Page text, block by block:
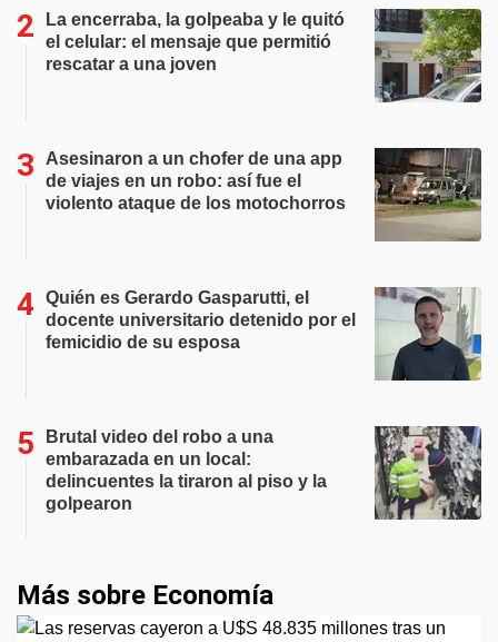
La encerraba, la golpeaba y le quitó
el celular: el mensaje que permitió
rescatar a una joven
Asesinaron a un chofer de una app
de viajes en un robo: así fue el
violento ataque de los motochorros
Quién es Gerardo Gasparutti, el
docente universitario detenido por el
femicidio de su esposa
Brutal video del robo a una
embarazada en un local:
delincuentes la tiraron al piso y la
golpearon
Más sobre Economía